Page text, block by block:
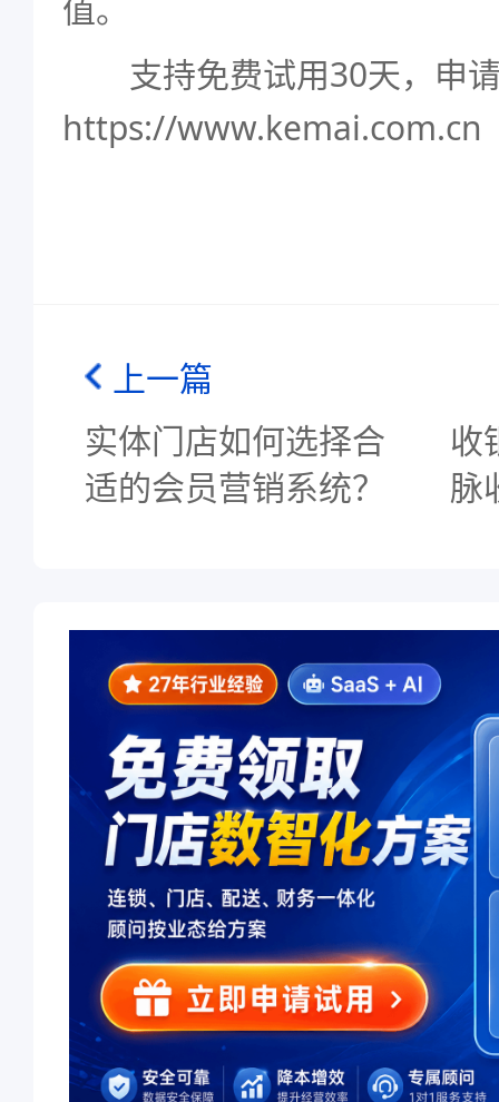
值。
支持免费试用30天，申
https://www.kemai.com.cn
上一篇
实体门店如何选择合
适的会员营销系统？
收
脉